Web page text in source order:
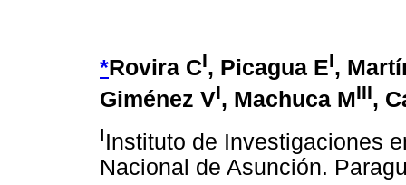
*Rovira CI, Picagua EI,
Giménez VI, Machuca MIII,
IInstituto de Investigaciones
Nacional de Asunción.